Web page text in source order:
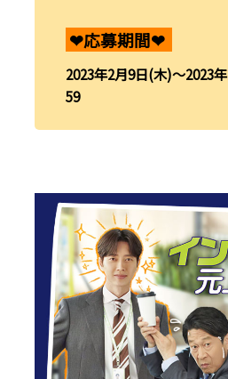
❤︎応募期間❤︎
2023年2月9日(木)～2023
59